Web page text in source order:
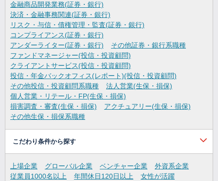
金融商品開発業務(証券・銀行)
決済・金融事務関連(証券・銀行)
リスク・与信・債権管理・監査(証券・銀行)
コンプライアンス(証券・銀行)
アンダーライター(証券・銀行)
その他証券・銀行系職種
ファンドマネージャー(投信・投資顧問)
クライアントサービス(投信・投資顧問)
投信・年金バックオフィス(レポート)(投信・投資顧問)
その他投信・投資顧問系職種
法人営業(生保・損保)
個人営業・リテール・FP(生保・損保)
損害調査・審査(生保・損保)
アクチュアリー(生保・損保)
その他生保・損保系職種
こだわり条件から探す
上場企業 グローバル企業 ベンチャー企業
外資系企業
従業員1000名以上
年間休日120日以上
女性が活躍